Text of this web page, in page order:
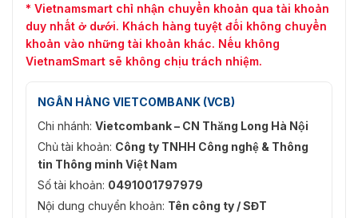
* Vietnamsmart chỉ nhận chuyển khoản qua tài khoản
duy nhất ở dưới. Khách hàng tuyệt đối không chuyển
khoản vào những tài khoản khác. Nếu không
VietnamSmart sẽ không chịu trách nhiệm.
NGÂN HÀNG VIETCOMBANK (VCB)
Chi nhánh: Vietcombank – CN Thăng Long Hà Nội
Chủ tài khoản: Công ty TNHH Công nghệ & Thông
tin Thông minh Việt Nam
Số tài khoản: 0491001797979
Nội dung chuyển khoản: Tên công ty / SĐT